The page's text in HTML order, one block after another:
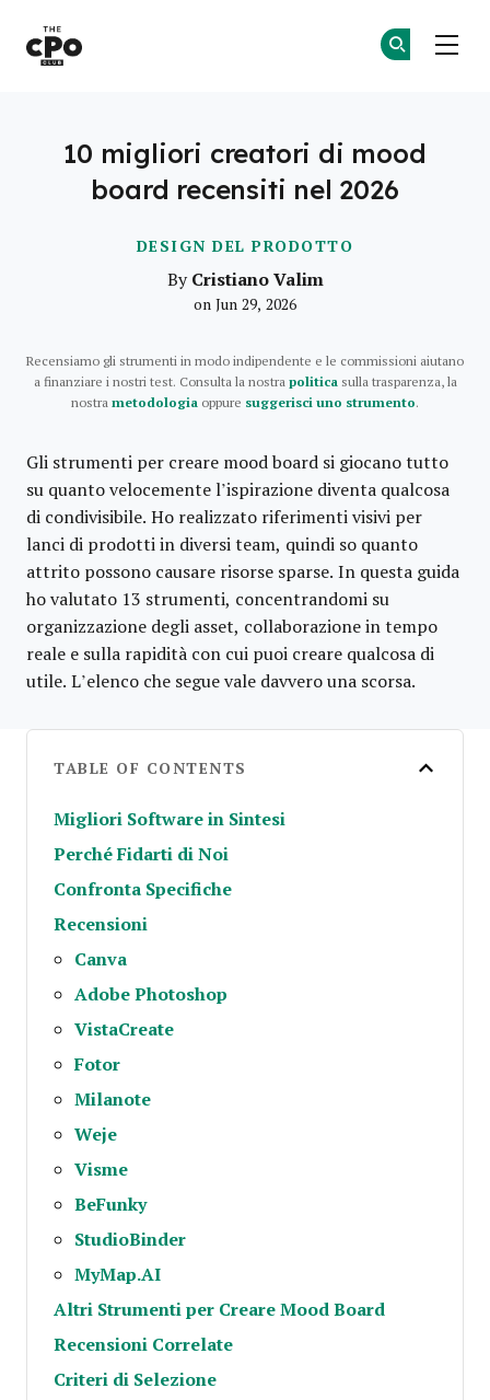
DESIGN DEL PRODOTTO
10 migliori creatori di mood
board recensiti nel 2026
ByCristiano Valim
on Jun 29, 2026
Recensiamo gli strumenti in modo indipendente e le commissioni aiutano
a finanziare i nostri test. Consulta la nostra politica sulla trasparenza, la
nostra metodologia oppure suggerisci uno strumento.
Gli strumenti per creare mood board si giocano tutto
su quanto velocemente l’ispirazione diventa qualcosa
di condivisibile. Ho realizzato riferimenti visivi per
lanci di prodotti in diversi team, quindi so quanto
attrito possono causare risorse sparse. In questa guida
ho valutato 13 strumenti, concentrandomi su
organizzazione degli asset, collaborazione in tempo
reale e sulla rapidità con cui puoi creare qualcosa di
utile. L’elenco che segue vale davvero una scorsa.
TABLE OF CONTENTS
Migliori Software in Sintesi
Perché Fidarti di Noi
Confronta Specifiche
Recensioni
Canva
Adobe Photoshop
VistaCreate
Fotor
Milanote
Weje
Visme
BeFunky
StudioBinder
MyMap.AI
Altri Strumenti per Creare Mood Board
Recensioni Correlate
Criteri di Selezione